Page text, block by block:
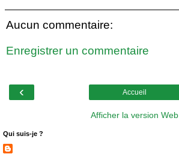
Aucun commentaire:
Enregistrer un commentaire
‹ Accueil
Afficher la version Web
Qui suis-je ?